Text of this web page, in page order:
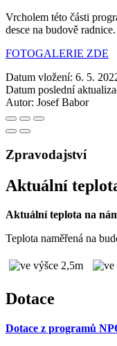
Vrcholem této části
desce na budově radnice.
FOTOGALERIE ZDE
Datum vložení: 6. 5.
Datum poslední
Autor: Josef Babor
Zpravodajství
Aktuální
Aktuální teplota na
Teplota naměřená na
Dotace
Dotace z programů